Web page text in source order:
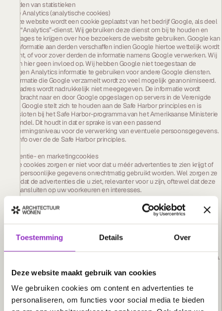
Toestemming Details Over
Deze website maakt gebruik van cookies
We gebruiken cookies om content en advertenties te
personaliseren, om functies voor social media te bieden
Bijhouden van statistieken
Google Analytics (analytische cookies)
Via onze website wordt een cookie geplaatst van het bedrijf Google, als deel
van de “Analytics”-dienst. Wij gebruiken deze dienst om bij te houden en
rapportages te krijgen over hoe bezoekers de website gebruiken. Google kan
deze informatie aan derden verschaffen indien Google hiertoe wettelijk wordt
verplicht, of voor zover derden de informatie namens Google verwerken. Wij
hebben hier geen invloed op. Wij hebben Google niet toegestaan de
verkregen Analytics informatie te gebruiken voor andere Google diensten.
De informatie die Google verzamelt wordt zo veel mogelijk geanonimiseerd.
Uw IP-adres wordt nadrukkelijk niet meegegeven. De informatie wordt
overgebracht naar en door Google opgeslagen op servers in de Verenigde
Staten. Google stelt zich te houden aan de Safe Harbor principles en is
aangesloten bij het Safe Harbor-programma van het Amerikaanse Ministerie
van Handel. Dit houdt in dat er sprake is van een passend
beschermingsniveau voor de verwerking van eventuele persoonsgegevens.
Meer info over de de Safe Harbor principles.
Advertentie- en marketingcookies
Al deze cookies zorgen er niet voor dat u méér advertenties te zien krijgt of
dat uw persoonlijke gegevens onrechtmatig gebruikt worden. Wel zorgen ze
ervoor dat de advertenties die u ziet, relevanter voor u zijn, oftewel dat deze
beter aansluiten op uw voorkeuren en interesses.
Marketingcookies, tracking cookies van derden
Met uw toestemming plaatsen andere partijen “tracking cookies” op uw
apparatuur om advertenties beter af te stemmen op uw voorkeuren. Deze
netwerk, om zo uw online surfgedrag (via een specifiek apparaat) in kaart te
brengen. Dit overzicht wordt mede opgebouwd op basis van vergelijkbare
informatie die zij van uw bezoek aan andere websites uit hun netwerk krijgen.
dergelijke zoals bij ons bekend, maar dient alleen om advertenties af te
Advertentiecookies (o.a. Google Adwords)
Google gebruikt cookies om u van dienst te zijn bij het tonen van relevante